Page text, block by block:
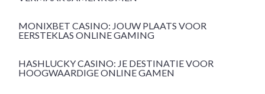
MONIXBET CASINO: JOUW PLAATS VOOR
EERSTEKLAS ONLINE GAMING
HASHLUCKY CASINO: JE DESTINATIE VOOR
HOOGWAARDIGE ONLINE GAMEN